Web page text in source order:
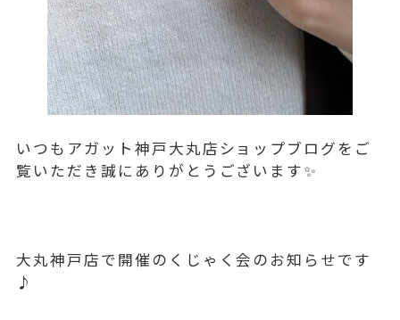
いつもアガット神戸大丸店ショップブログをご
覧いただき誠にありがとうございます✨
大丸神戸店で開催のくじゃく会のお知らせです
♪